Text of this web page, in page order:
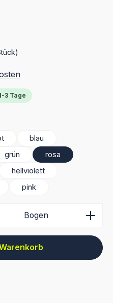
3 Tage
blau
grün
rosa
hellviolett
pink
gewünschten Wert ein
Bogen